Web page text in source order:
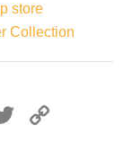
store
Collection
Twitter